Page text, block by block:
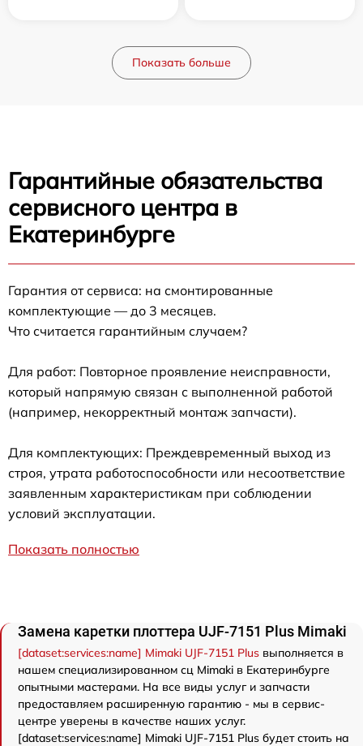
Показать больше
Гарантийные обязательства
сервисного центра в
Екатеринбурге
Гарантия от сервиса: на смонтированные
комплектующие — до 3 месяцев.
Что считается гарантийным случаем?
Для работ: Повторное проявление неисправности,
который напрямую связан с выполненной работой
(например, некорректный монтаж запчасти).
Для комплектующих: Преждевременный выход из
строя, утрата работоспособности или несоответствие
заявленным характеристикам при соблюдении
условий эксплуатации.
Показать полностью
Замена каретки плоттера UJF-7151 Plus Mimaki
[dataset:services:name] Mimaki UJF-7151 Plus выполняется в
нашем специализированном сц Mimaki в Екатеринбурге
опытными мастерами. На все виды услуг и запчасти
предоставляем расширенную гарантию - мы в сервис-
центре уверены в качестве наших услуг.
[dataset:services:name] Mimaki UJF-7151 Plus будет стоить на